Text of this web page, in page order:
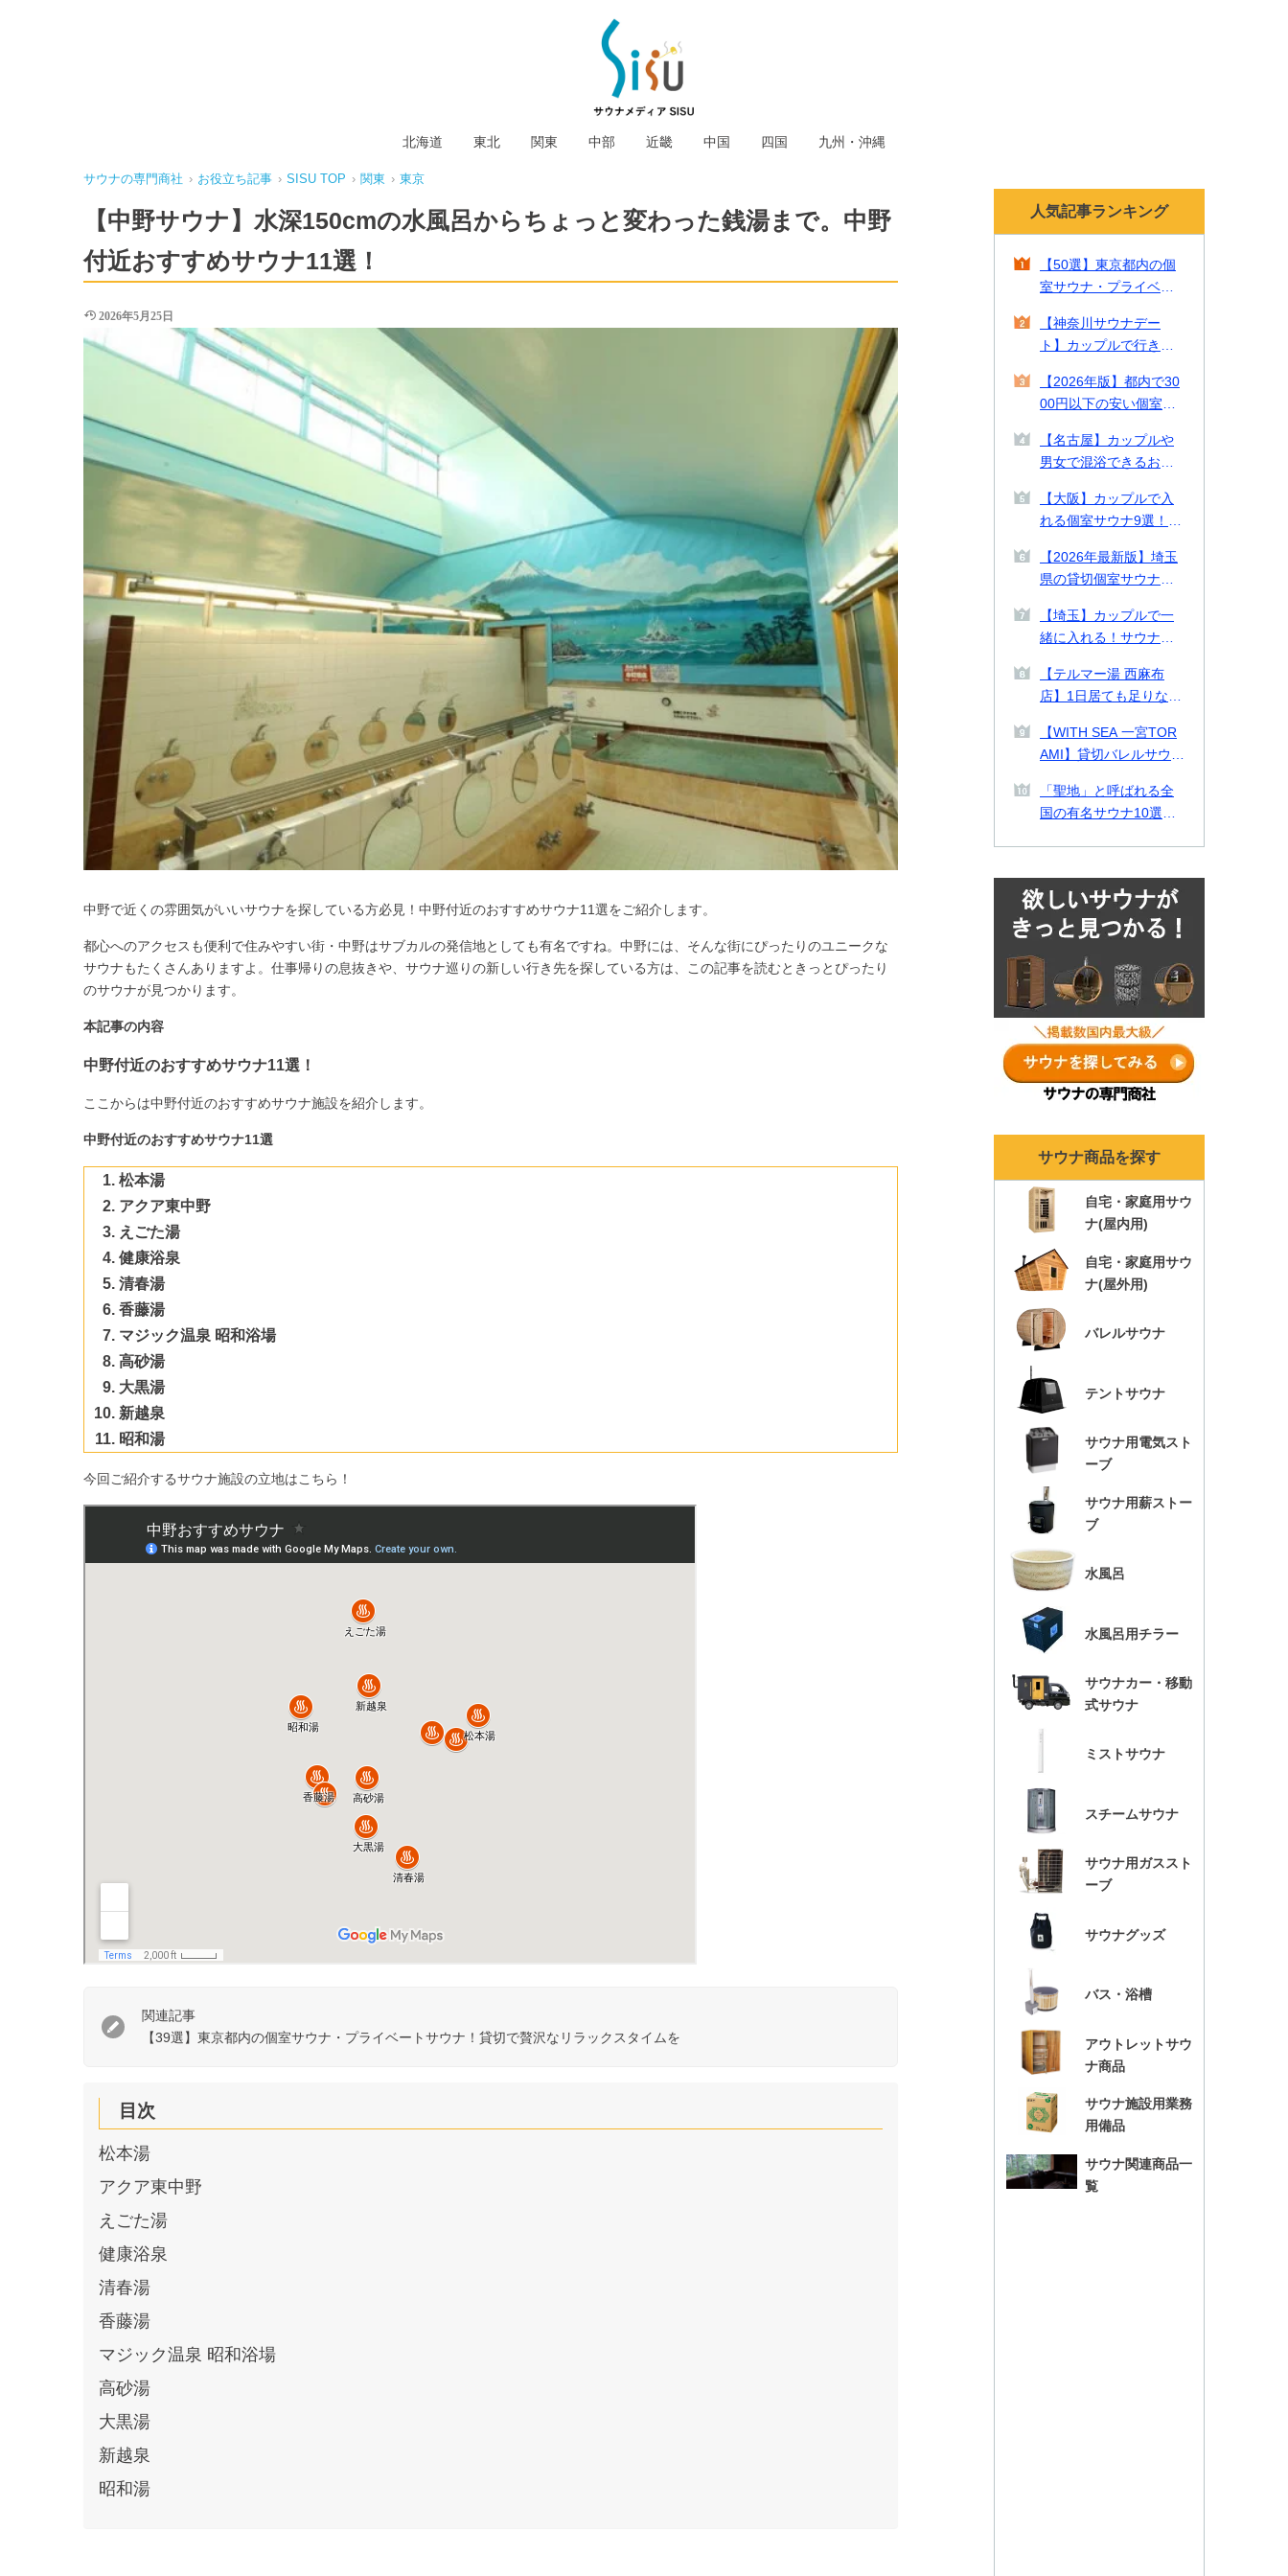
北海道 東北 関東 中部 近畿 中国 四国 九州・沖縄
サウナの専門商社 › お役立ち記事 › SISU TOP › 関東 › 東京
【中野サウナ】水深150cmの水風呂からちょっと変わった銭湯まで。中野
付近おすすめサウナ11選！
2026年5月25日
中野で近くの雰囲気がいいサウナを探している方必見！中野付近のおすすめサウナ11選をご紹介します。
都心へのアクセスも便利で住みやすい街・中野はサブカルの発信地としても有名ですね。中野には、そんな街にぴったりのユニークな
サウナもたくさんありますよ。仕事帰りの息抜きや、サウナ巡りの新しい行き先を探している方は、この記事を読むときっとぴったり
のサウナが見つかります。
本記事の内容
中野付近のおすすめサウナ11選！
ここからは中野付近のおすすめサウナ施設を紹介します。
中野付近のおすすめサウナ11選
松本湯
アクア東中野
えごた湯
健康浴泉
清春湯
香藤湯
マジック温泉 昭和浴場
高砂湯
大黒湯
新越泉
昭和湯
今回ご紹介するサウナ施設の立地はこちら！
関連記事
【39選】東京都内の個室サウナ・プライベートサウナ！貸切で贅沢なリラックスタイムを
目次
松本湯
アクア東中野
えごた湯
健康浴泉
清春湯
香藤湯
マジック温泉 昭和浴場
高砂湯
大黒湯
新越泉
昭和湯
人気記事ランキング
【50選】東京都内の個
室サウナ・プライベー
なリラックスタイムを
【2026年最新】
【神奈川サウナデー
ト】カップルで行きた
2選をご紹介！
【2026年版】都内で30
00円以下の安い個室サ
る施設を徹底比較【料
金表付き】
【名古屋】カップルや
男女で混浴できるおす
プライベートサウナ9
選！
【大阪】カップルで入
れる個室サウナ9選！貸
サウナや2026年最新施
設も紹介！
【2026年最新版】埼玉
県の貸切個室サウナ・
すすめ14選！カップル
や男女で使える施設も
紹介
【埼玉】カップルで一
緒に入れる！サウナデ
紹介！
【テルマー湯 西麻布
店】1日居ても足りない
をとっても高クオリテ
ィな西麻布テルマー湯
を徹底解剖！
【WITH SEA 一宮TOR
AMI】貸切バレルサウナ
一宮TORAMIで海とサ
ウナを味わう
「聖地」と呼ばれる全
国の有名サウナ10選！
ナランキングも各年ま
とめ！
サウナ商品を探す
自宅・家庭用サウ
ナ(屋内用)
自宅・家庭用サウ
ナ(屋外用)
バレルサウナ
テントサウナ
サウナ用電気スト
ーブ
サウナ用薪ストー
ブ
水風呂
水風呂用チラー
サウナカー・移動
式サウナ
ミストサウナ
スチームサウナ
サウナ用ガススト
ーブ
サウナグッズ
バス・浴槽
アウトレットサウ
ナ商品
サウナ施設用業務
用備品
サウナ関連商品一
覧